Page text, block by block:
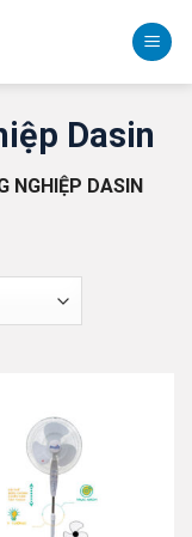
Dasin
NGHIỆP DASIN